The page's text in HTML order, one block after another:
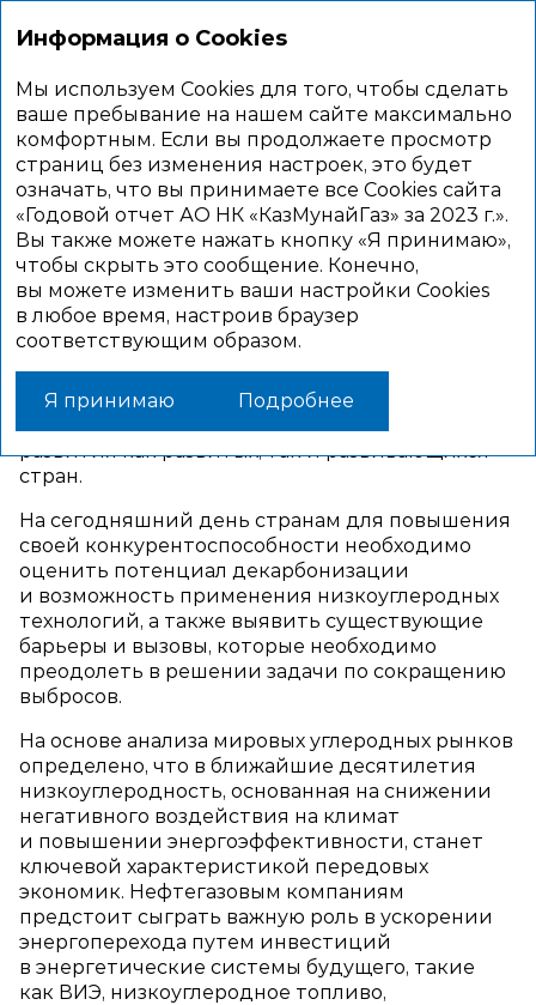
Программа
низкоуглеродного
развития
Проблема глобального энергетического
перехода, основанного на принципах
декарбонизации, технологической
модернизации и интеграции принципов ESG
в процессы корпоративного управления,
является стержнем модернизации
долгосрочных стратегий экономического
развития как развитых, так и развивающихся
стран.
На сегодняшний день странам для повышения
своей конкурентоспособности необходимо
оценить потенциал декарбонизации
и возможность применения низкоуглеродных
технологий, а также выявить существующие
барьеры и вызовы, которые необходимо
преодолеть в решении задачи по сокращению
выбросов.
На основе анализа мировых углеродных рынков
определено, что в ближайшие десятилетия
низкоуглеродность, основанная на снижении
негативного воздействия на климат
и повышении энергоэффективности, станет
ключевой характеристикой передовых
экономик. Нефтегазовым компаниям
предстоит сыграть важную роль в ускорении
энергоперехода путем инвестиций
в энергетические системы будущего, такие
как ВИЭ, низкоуглеродное топливо,
Информация о Cookies
Мы используем Cookies для того, чтобы сделать
ваше пребывание на нашем сайте максимально
комфортным. Если вы продолжаете просмотр
страниц без изменения настроек, это будет
означать, что вы принимаете все Cookies сайта
«Годовой отчет АО НК «КазМунайГаз» за 2023 г.».
Вы также можете нажать кнопку «Я принимаю»,
чтобы скрыть это сообщение. Конечно,
вы можете изменить ваши настройки Cookies
в любое время, настроив браузер
соответствующим образом.
Я принимаю Подробнее